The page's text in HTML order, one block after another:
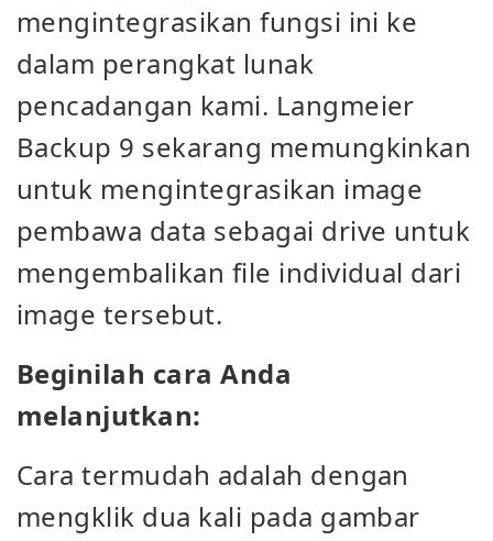
mengintegrasikan fungsi ini ke
dalam perangkat lunak
pencadangan kami. Langmeier
Backup 9 sekarang memungkinkan
untuk mengintegrasikan image
pembawa data sebagai drive untuk
mengembalikan file individual dari
image tersebut.
Beginilah cara Anda
melanjutkan:
Cara termudah adalah dengan
mengklik dua kali pada gambar